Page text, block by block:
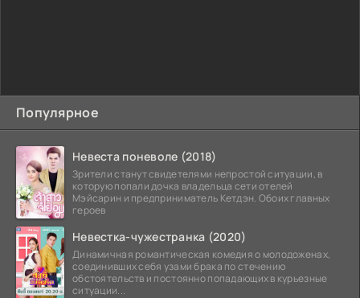
Популярное
Невеста поневоле (2018)
Зрители станут свидетелями непростой ситуации, в
которую попали дочка владельца сети отелей
Мэйсарин и предприниматель Кетдэн. Обоих главных
героев
Невестка-чужестранка (2020)
Динамичная романтическая комедия о молодоженах,
соединивших себя узами брака по стечению
обстоятельств и постоянно попадающих в курьезные
ситуации...